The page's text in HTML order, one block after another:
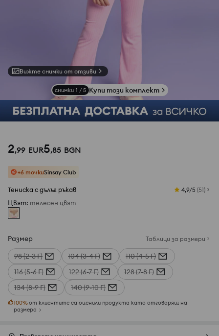
Вижте снимки от отзиви
снимки 1 / 5 Купи този комплект
2,99 EUR5,85 BGN
+6 точкиSinsay Club
Тениска с дълъг ръкав 4,9/5 (51)
Цвят: телесен цвят
Размер Таблици за размери
98 (2-3 Г) 104 (3-4 Г)
110 (4-5 Г)
116 (5-6 Г)
122 (6-7 Г)
128 (7-8 Г)
134 (8-9 Г)
140 (9-10 Г)
100%от клиентите са оценили продукта като отговарящ на
размера